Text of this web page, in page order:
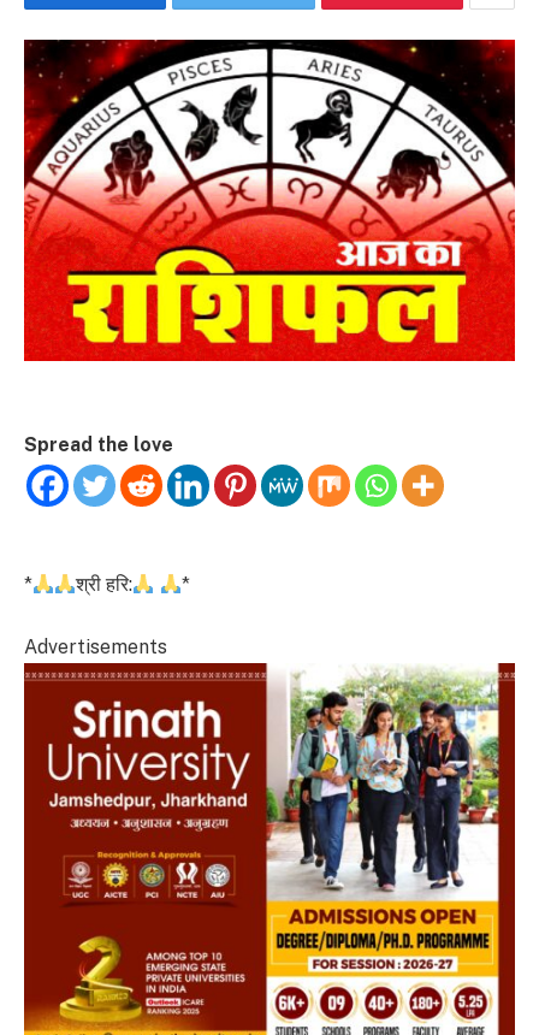
Spread the love
* श्री हरि: *
Advertisements